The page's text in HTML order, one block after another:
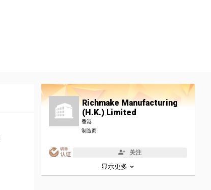
Richmake Manufacturing
(H.K.) Limited
香港
制造商
关注
显示更多